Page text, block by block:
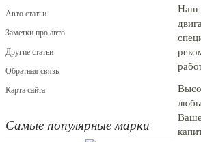
Авто статьи
Заметки про авто
Другие статьи
Обратная связь
Карта сайта
Самые популярные марки
Наш